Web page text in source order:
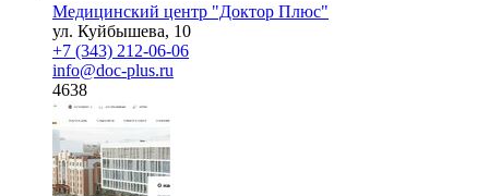
Медицинский центр "Доктор Плюс"
ул. Куйбышева, 10
+7 (343) 212-06-06
info@doc-plus.ru
4638